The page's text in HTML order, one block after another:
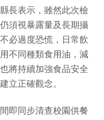
長表示，雖然此次檢
須視暴露量及長期攝
必過度恐慌，日常飲
不同種類食用油，減
將持續加強食品安全
立正確觀念。
即同步清查校園供餐